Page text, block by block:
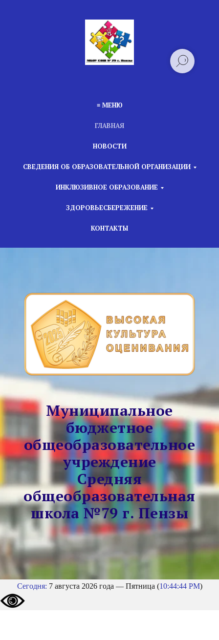
≡ МЕНЮ
ГЛАВНАЯ
НОВОСТИ
СВЕДЕНИЯ ОБ ОБРАЗОВАТЕЛЬНОЙ ОРГАНИЗАЦИИ
ИНКЛЮЗИВНОЕ ОБРАЗОВАНИЕ
ЗДОРОВЬЕСБЕРЕЖЕНИЕ
КОНТАКТЫ
Муниципальное
бюджетное
общеобразовательное
учреждение
Средняя
общеобразовательная
школа №79 г. Пензы
Сегодня: 7 августа 2026 года — Пятница (10:44:45 PM)